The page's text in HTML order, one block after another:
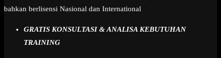
bahkan berlisensi Nasional dan International
GRATIS KONSULTASI & ANALISA KEBUTUHAN
TRAINING